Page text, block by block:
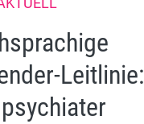
Leitlinie: